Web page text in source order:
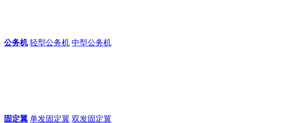
公务机 轻型公务机 中型公务机
固定翼 单发固定翼 双发固定翼